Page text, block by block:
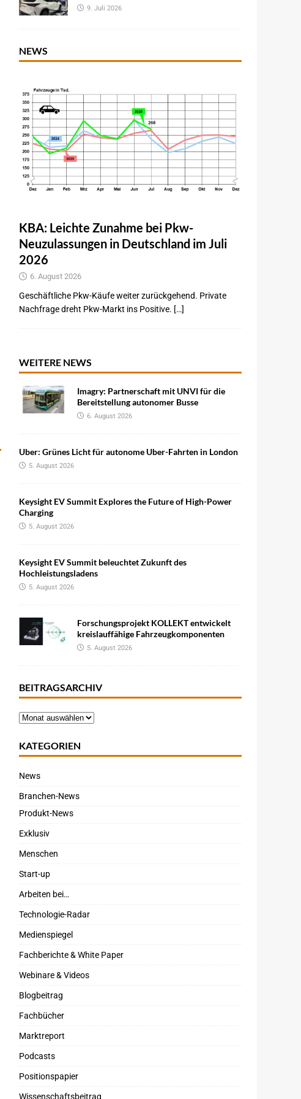
9. Juli 2026
NEWS
KBA: Leichte Zunahme bei Pkw-
Neuzulassungen in Deutschland im Juli
2026
6. August 2026
Geschäftliche Pkw-Käufe weiter zurückgehend. Private
Nachfrage dreht Pkw-Markt ins Positive. […]
WEITERE NEWS
Imagry: Partnerschaft mit UNVI für die
Bereitstellung autonomer Busse
6. August 2026
Uber: Grünes Licht für autonome Uber-Fahrten in London
5. August 2026
Keysight EV Summit Explores the Future of High-Power
Charging
5. August 2026
Keysight EV Summit beleuchtet Zukunft des
Hochleistungsladens
5. August 2026
Forschungsprojekt KOLLEKT entwickelt
kreislauffähige Fahrzeugkomponenten
5. August 2026
BEITRAGSARCHIV
KATEGORIEN
News
Branchen-News
Produkt-News
Exklusiv
Menschen
Start-up
Arbeiten bei…
Technologie-Radar
Medienspiegel
Fachberichte & White Paper
Webinare & Videos
Blogbeitrag
Fachbücher
Marktreport
Podcasts
Positionspapier
Wissenschaftsbeitrag